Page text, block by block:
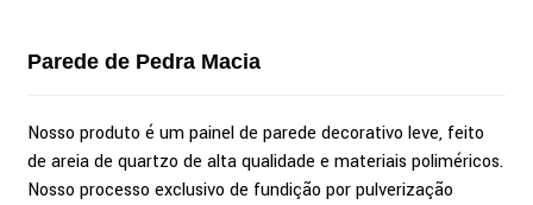
Parede de Pedra Macia
Nosso produto é um painel de parede decorativo leve, feito
de areia de quartzo de alta qualidade e materiais poliméricos.
Nosso processo exclusivo de fundição por pulverização